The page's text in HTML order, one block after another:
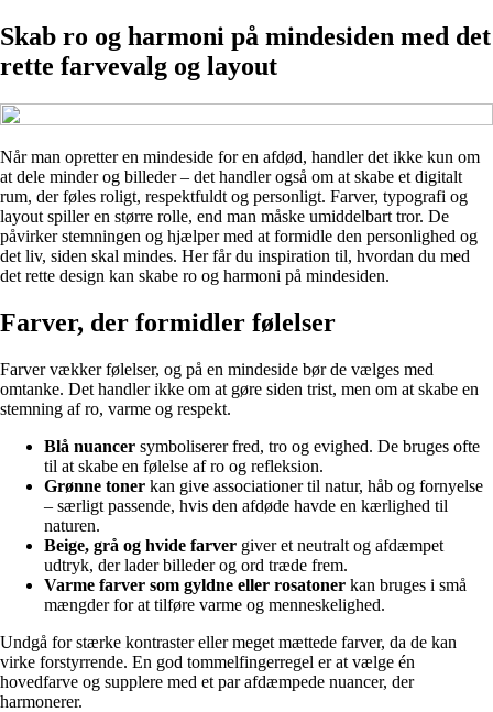
Skab ro og harmoni på mindesiden med det
rette farvevalg og layout
Når man opretter en mindeside for en afdød, handler det ikke kun om
at dele minder og billeder – det handler også om at skabe et digitalt
rum, der føles roligt, respektfuldt og personligt. Farver, typografi og
layout spiller en større rolle, end man måske umiddelbart tror. De
påvirker stemningen og hjælper med at formidle den personlighed og
det liv, siden skal mindes. Her får du inspiration til, hvordan du med
det rette design kan skabe ro og harmoni på mindesiden.
Farver, der formidler følelser
Farver vækker følelser, og på en mindeside bør de vælges med
omtanke. Det handler ikke om at gøre siden trist, men om at skabe en
stemning af ro, varme og respekt.
Blå nuancer symboliserer fred, tro og evighed. De bruges ofte
til at skabe en følelse af ro og refleksion.
Grønne toner kan give associationer til natur, håb og fornyelse
– særligt passende, hvis den afdøde havde en kærlighed til
naturen.
Beige, grå og hvide farver giver et neutralt og afdæmpet
udtryk, der lader billeder og ord træde frem.
Varme farver som gyldne eller rosatoner kan bruges i små
mængder for at tilføre varme og menneskelighed.
Undgå for stærke kontraster eller meget mættede farver, da de kan
virke forstyrrende. En god tommelfingerregel er at vælge én
hovedfarve og supplere med et par afdæmpede nuancer, der
harmonerer.